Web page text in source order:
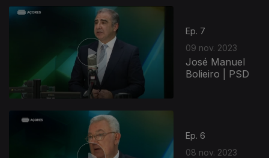
Ep. 7
09 nov. 2023
José Manuel
Bolieiro | PSD
Ep. 6
08 nov. 2023